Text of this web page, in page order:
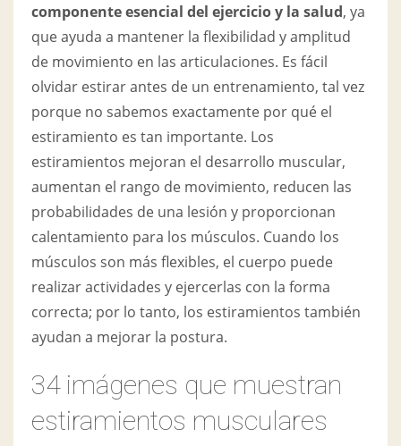
componente esencial del ejercicio y la salud, ya
que ayuda a mantener la flexibilidad y amplitud
de movimiento en las articulaciones. Es fácil
olvidar estirar antes de un entrenamiento, tal vez
porque no sabemos exactamente por qué el
estiramiento es tan importante. Los
estiramientos mejoran el desarrollo muscular,
aumentan el rango de movimiento, reducen las
probabilidades de una lesión y proporcionan
calentamiento para los músculos. Cuando los
músculos son más flexibles, el cuerpo puede
realizar actividades y ejercerlas con la forma
correcta; por lo tanto, los estiramientos también
ayudan a mejorar la postura.
34 imágenes que muestran
estiramientos musculares